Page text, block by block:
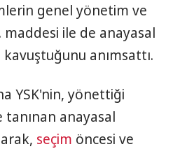
genel yönetim ve
maddesi ile de anayasal
anımsattı.
YSK'nin, yönettiği
anayasal
seçim öncesi ve